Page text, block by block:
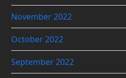
November 2022
October 2022
September 2022